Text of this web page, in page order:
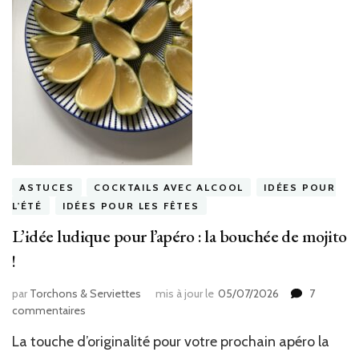
ASTUCES COCKTAILS AVEC ALCOOL
IDÉES POUR
L'ÉTÉ
IDÉES POUR LES FÊTES
L’idée ludique pour l’apéro : la bouchée de mojito
!
par Torchons & Serviettes mis à jour le 05/07/2026
7
commentaires
ludique
La touche d’originalité pour votre prochain apéro la